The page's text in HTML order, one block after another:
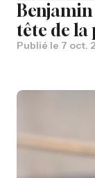
Benjamin
tête de la
Publié le 7 oct.